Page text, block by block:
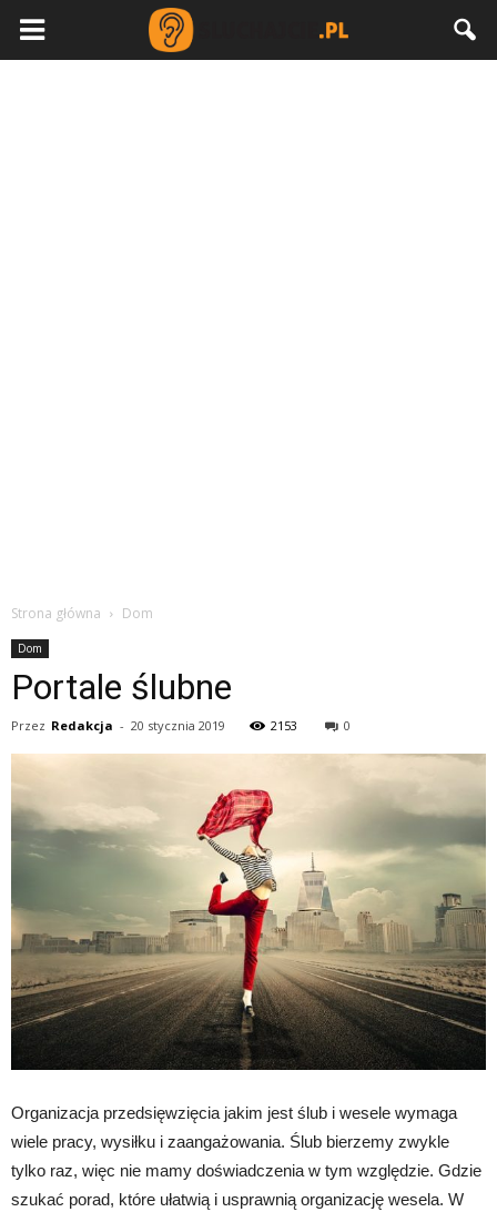
Strona główna Dom
Dom
Portale ślubne
Przez Redakcja - 20 stycznia 2019 2153 0
Organizacja przedsięwzięcia jakim jest ślub i wesele wymaga
wiele pracy, wysiłku i zaangażowania. Ślub bierzemy zwykle
tylko raz, więc nie mamy doświadczenia w tym względzie. Gdzie
szukać porad, które ułatwią i usprawnią organizację wesela. W